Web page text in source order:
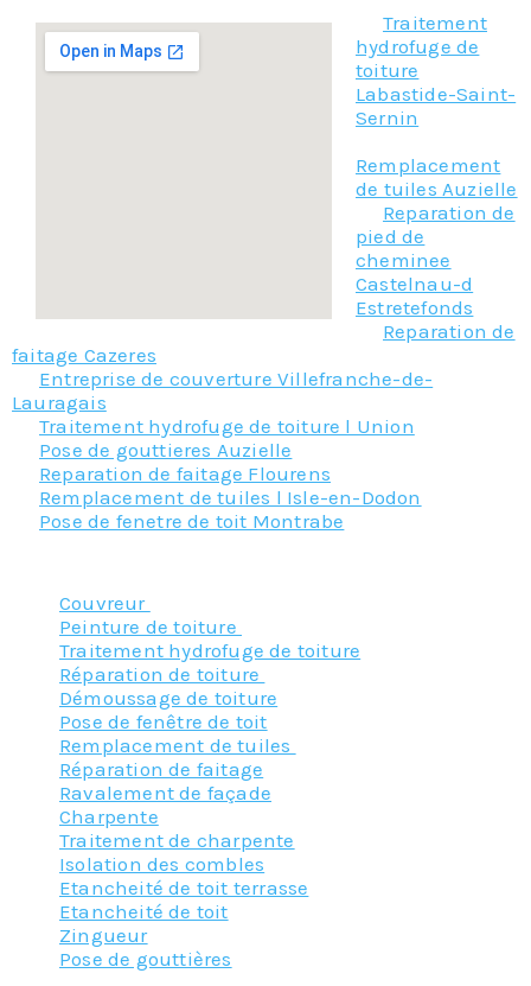
Traitement
hydrofuge de
toiture
Labastide-Saint-
Sernin
Remplacement
de tuiles Auzielle
Reparation de
pied de
cheminee
Castelnau-d
Estretefonds
Reparation de
faitage Cazeres
Entreprise de couverture Villefranche-de-
Lauragais
Traitement hydrofuge de toiture l Union
Pose de gouttieres Auzielle
Reparation de faitage Flourens
Remplacement de tuiles l Isle-en-Dodon
Pose de fenetre de toit Montrabe
Couvreur
Peinture de toiture
Traitement hydrofuge de toiture
Réparation de toiture
Démoussage de toiture
Pose de fenêtre de toit
Remplacement de tuiles
Réparation de faitage
Ravalement de façade
Charpente
Traitement de charpente
Isolation des combles
Etancheité de toit terrasse
Etancheité de toit
Zingueur
Pose de gouttières